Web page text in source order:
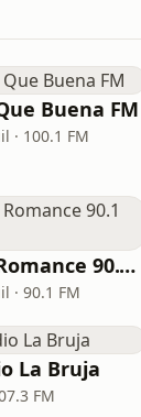
Buena FM
· 100.1 FM
Radio Romance 90.1 FM
· 90.1 FM
La Bruja
FM